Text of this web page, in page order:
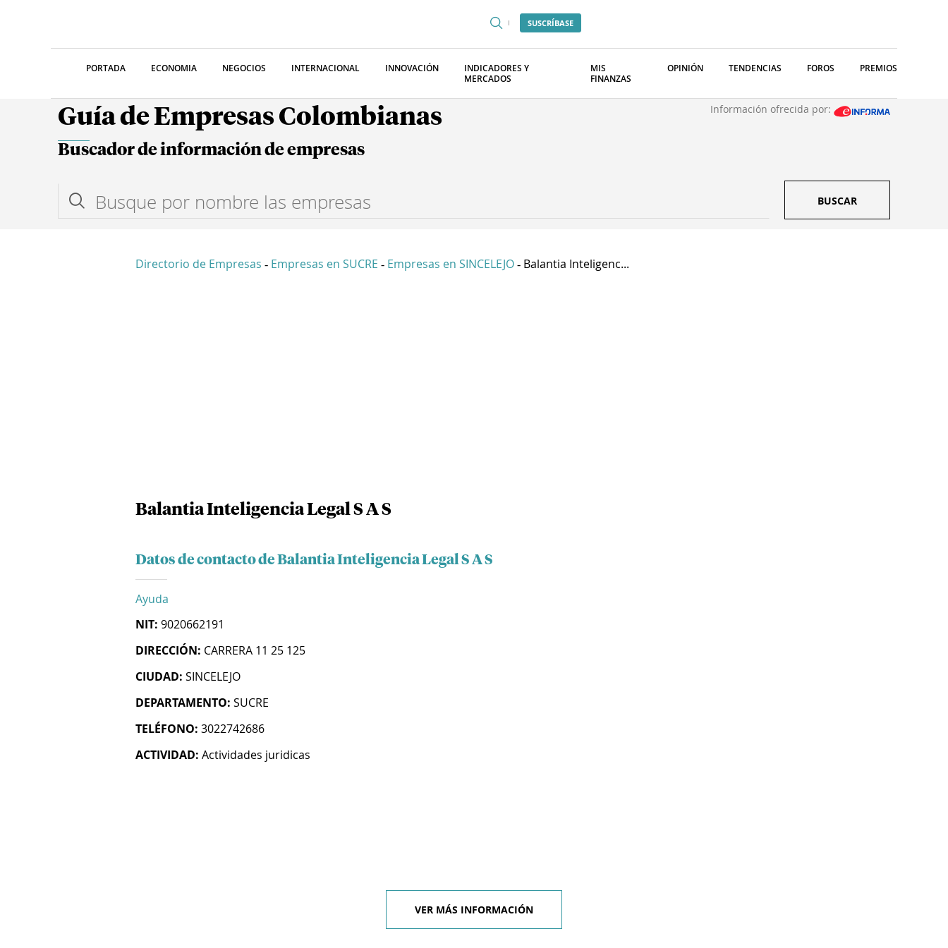
SUSCRÍBASE
PORTADA ECONOMIA NEGOCIOS INTERNACIONAL INNOVACIÓN
INDICADORES Y
MERCADOS
MIS
FINANZAS
OPINIÓN TENDENCIAS FOROS PREMIOS
Guía de Empresas Colombianas Información ofrecida por:
Buscador de información de empresas
BUSCAR
Directorio de Empresas - Empresas en SUCRE - Empresas en SINCELEJO - Balantia Inteligenc...
Balantia Inteligencia Legal S A S
Datos de contacto de Balantia Inteligencia Legal S A S
Ayuda
NIT: 9020662191
DIRECCIÓN: CARRERA 11 25 125
CIUDAD: SINCELEJO
DEPARTAMENTO: SUCRE
TELÉFONO: 3022742686
ACTIVIDAD: Actividades juridicas
VER MÁS INFORMACIÓN